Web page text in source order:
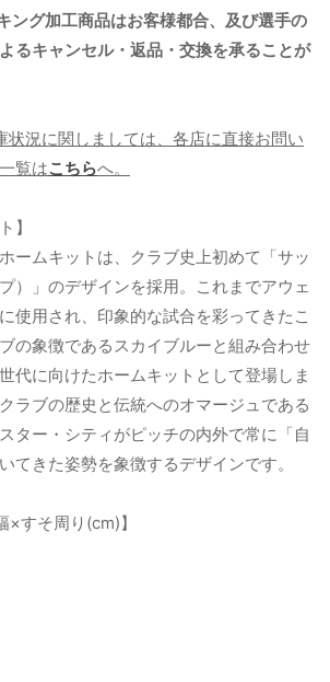
ング加工商品はお客様都合、及び選手の
るキャンセル・返品・交換を承ることが
状況に関しましては、各店に直接お問い
覧はこちらへ。
】
ームキットは、クラブ史上初めて「サッ
）」のデザインを採用。これまでアウェ
使用され、印象的な試合を彩ってきたこ
の象徴であるスカイブルーと組み合わせ
代に向けたホームキットとして登場しま
ラブの歴史と伝統へのオマージュである
ター・シティがピッチの内外で常に「自
てきた姿勢を象徴するデザインです。
×すそ周り(cm)】